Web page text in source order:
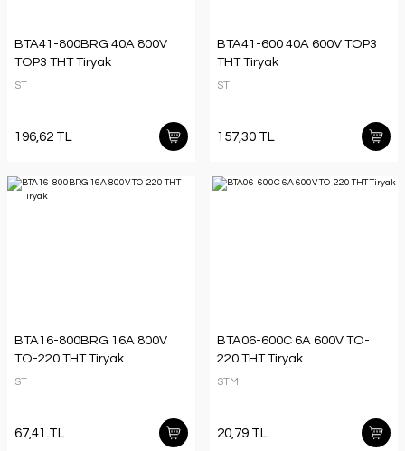
BTA41-800BRG 40A 800V
TOP3 THT Tiryak
ST
196,62 TL
BTA41-600 40A 600V TOP3
THT Tiryak
ST
157,30 TL
BTA16-800BRG 16A 800V
TO-220 THT Tiryak
ST
67,41 TL
BTA06-600C 6A 600V TO-
220 THT Tiryak
STM
20,79 TL